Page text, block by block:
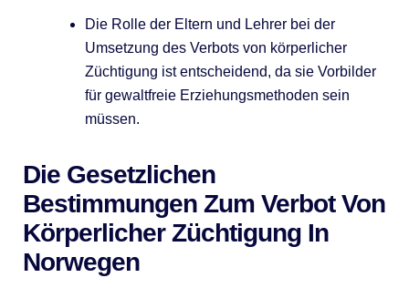
Die Rolle der Eltern und Lehrer bei der
Umsetzung des Verbots von körperlicher
Züchtigung ist entscheidend, da sie Vorbilder
für gewaltfreie Erziehungsmethoden sein
müssen.
Die Gesetzlichen
Bestimmungen Zum Verbot Von
Körperlicher Züchtigung In
Norwegen